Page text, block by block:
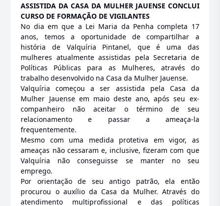
ASSISTIDA DA CASA DA MULHER JAUENSE CONCLUI
CURSO DE FORMAÇÃO DE VIGILANTES
No dia em que a Lei Maria da Penha completa 17
anos, temos a oportunidade de compartilhar a
história de Valquíria Pintanel, que é uma das
mulheres atualmente assistidas pela Secretaria de
Políticas Públicas para as Mulheres, através do
trabalho desenvolvido na Casa da Mulher Jauense.
Valquíria começou a ser assistida pela Casa da
Mulher Jauense em maio deste ano, após seu ex-
companheiro não aceitar o término de seu
relacionamento e passar a ameaça-la
frequentemente.
Mesmo com uma medida protetiva em vigor, as
ameaças não cessaram e, inclusive, fizeram com que
Valquíria não conseguisse se manter no seu
emprego.
Por orientação de seu antigo patrão, ela então
procurou o auxílio da Casa da Mulher. Através do
atendimento multiprofissional e das políticas